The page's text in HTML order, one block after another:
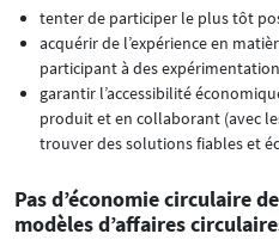
tenter de participer le plus tôt
acquérir de l’expérience en
participant à des
garantir l’accessibilité
produit et en collaborant (avec
trouver des solutions fiables et
Pas d’économie circulaire
modèles d’affaires